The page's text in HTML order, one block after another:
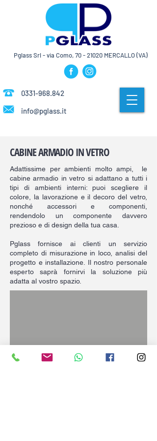
Pglass Srl - via Como,70 - 21020MERCALLO (VA)
0331-968.842
info@pglass.it
CABINE ARMADIO IN VETRO
Adattissime per ambienti molto ampi, le
cabine armadio in vetro si adattano a tutti i
tipi di ambienti interni: puoi scegliere il
colore, la lavorazione e il decoro del vetro,
nonché accessori e componenti,
rendendolo un componente davvero
prezioso e di design della tua casa.
Pglass fornisce ai clienti un servizio
completo di misurazione in loco, analisi del
progetto e installazione. Il nostro personale
esperto saprà fornirvi la soluzione più
adatta al vostro spazio.